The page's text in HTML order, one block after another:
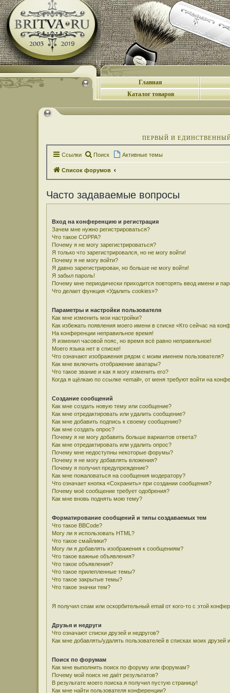
Главная
Каталог товаров
ПЕРВЫЙ И
Ссылки Поиск Активные темы
Список форумов
Часто задаваемые вопросы
Вход на конференцию и регистрация
Зачем мне нужно регистрироваться?
Что такое COPPA?
Почему я не могу зарегистрироваться?
Я только что зарегистрировался, но не могу войти!
Почему я не могу войти?
Я давно зарегистрирован, но больше не могу войти!
Я забыл пароль!
Почему мне периодически приходится повторять ввод имени и
Что делает функция «Удалить cookies»?
Параметры и настройки пользователя
Как мне изменить мои настройки?
Как избежать появления моего имени в списке «Кто сейчас на
На конференции неправильное время!
Я изменил часовой пояс, но время всё равно неправильное!
Моего языка нет в списке!
Что означают изображения рядом с моим именем пользователя?
Как мне включить отображение аватары?
Что такое звание и как я могу изменить его?
Когда я щёлкаю по ссылке «email», от меня требуют войти на
Создание сообщений
Как мне создать новую тему или сообщение?
Как мне отредактировать или удалить сообщение?
Как мне добавить подпись к своему сообщению?
Как мне создать опрос?
Почему я не могу добавить больше вариантов ответа?
Как мне отредактировать или удалить опрос?
Почему мне недоступны некоторые форумы?
Почему я не могу добавлять вложения?
Почему я получил предупреждение?
Как мне пожаловаться на сообщения модератору?
Что означает кнопка «Сохранить» при создании сообщения?
Почему моё сообщение требует одобрения?
Как мне вновь поднять мою тему?
Форматирование сообщений и типы создаваемых тем
Что такое BBCode?
Могу ли я использовать HTML?
Что такое смайлики?
Могу ли я добавлять изображения к сообщениям?
Что такое важные объявления?
Что такое объявления?
Что такое прилепленные темы?
Что такое закрытые темы?
Что такое значки тем?
Я получил спам или оскорбительный email от кого-то с этой
Друзья и недруги
Что означают списки друзей и недругов?
Как мне добавлять/удалять пользователей в списках моих друзей
Поиск по форумам
Как мне выполнить поиск по форуму или форумам?
Почему мой поиск не даёт результатов?
В результате моего поиска я получил пустую страницу!
Как мне найти пользователя конференции?